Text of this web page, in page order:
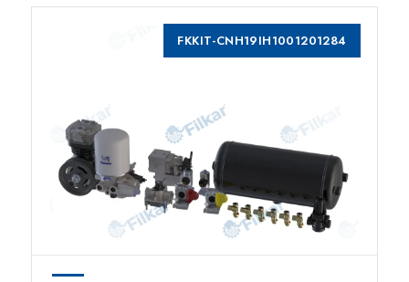
FKKIT-CNH19IH1001201284